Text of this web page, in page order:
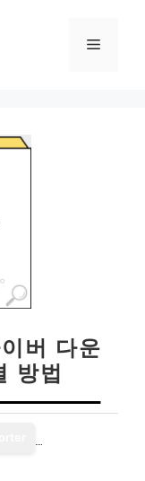
메
버 다운
방법